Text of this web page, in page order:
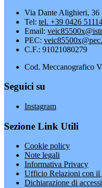
Via Dante Alighieri, 36
Tel: tel. +39 0426
Email:
PEC:
C.F.: 91021080279
Cod. Meccanografico
Seguici su
Instagram
Sezione Link Utili
Cookie policy
Note legali
Informativa Privacy
Ufficio Relazioni con il
Dichiarazione di